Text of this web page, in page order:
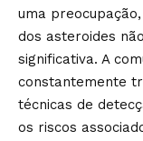
uma
dos asteroides
significativa. A
constantemente
técnicas de
os riscos